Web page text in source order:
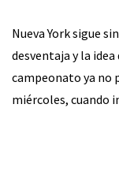
Nueva York sigue
desventaja y la idea
campeonato ya no
miércoles, cuando